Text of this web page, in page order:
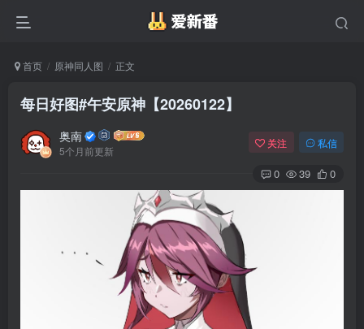
首页 原神同人图 正文
每日好图#午安原神【20260122】
奥南
5个月前更新
关注 私信
0 39 0